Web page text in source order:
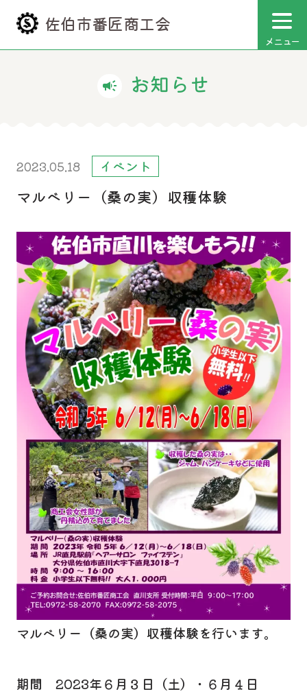
佐伯市番匠商工会
メニュー
campaign お知らせ
2023.05.18 イベント
マルベリー（桑の実）収穫体験
マルベリー（桑の実）収穫体験を行います。
期間 2023年６月３日（土）・６月４日